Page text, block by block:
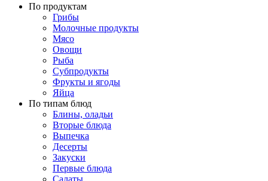
По продуктам
Грибы
Молочные продукты
Мясо
Овощи
Рыба
Субпродукты
Фрукты и ягоды
Яйца
По типам блюд
Блины, оладьи
Вторые блюда
Выпечка
Десерты
Закуски
Первые блюда
Салаты